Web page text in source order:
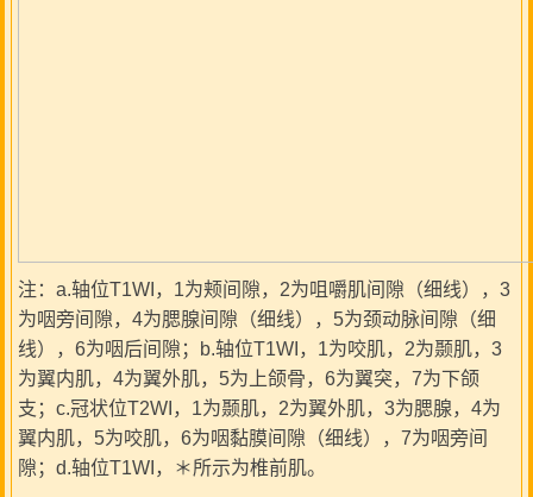
注：a.轴位T1WI，1为颊间隙，2为咀嚼肌间隙（细线），3
为咽旁间隙，4为腮腺间隙（细线），5为颈动脉间隙（细
线），6为咽后间隙；b.轴位T1WI，1为咬肌，2为颞肌，3
为翼内肌，4为翼外肌，5为上颌骨，6为翼突，7为下颌
支；c.冠状位T2WI，1为颞肌，2为翼外肌，3为腮腺，4为
翼内肌，5为咬肌，6为咽黏膜间隙（细线），7为咽旁间
隙；d.轴位T1WI，＊所示为椎前肌。